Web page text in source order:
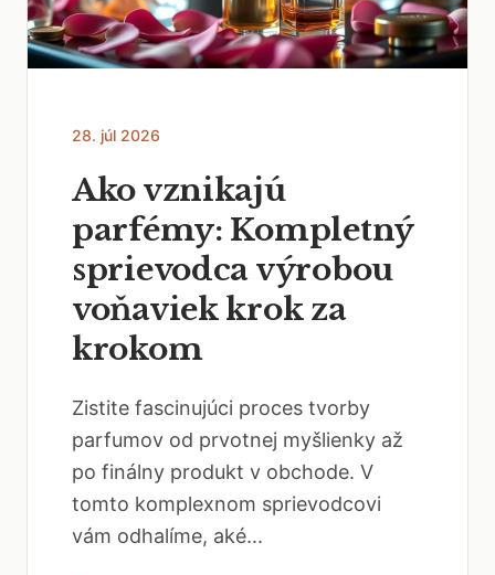
28. júl 2026
Ako vznikajú
parfémy: Kompletný
sprievodca výrobou
voňaviek krok za
krokom
Zistite fascinujúci proces tvorby
parfumov od prvotnej myšlienky až
po finálny produkt v obchode. V
tomto komplexnom sprievodcovi
vám odhalíme, aké...